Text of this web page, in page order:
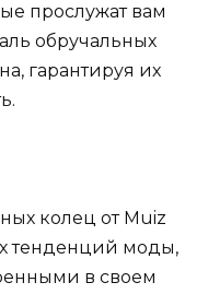
прослужат вам
обручальных
гарантируя их
колец от Muiz
тенденций моды,
в своем